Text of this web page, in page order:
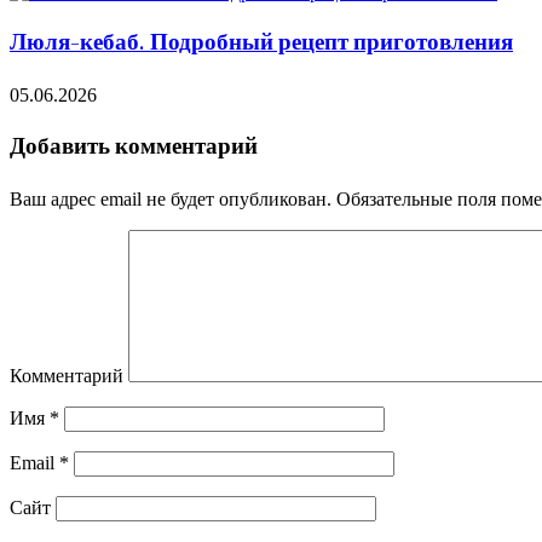
Люля-кебаб. Подробный рецепт приготовления
05.06.2026
Добавить комментарий
Ваш адрес email не будет опубликован. Обязательные поля
Комментарий
Имя *
Email *
Сайт